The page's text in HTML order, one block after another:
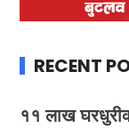
RECENT
११ लाख